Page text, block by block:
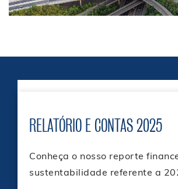
RELATÓRIO E CONTAS 2025
Conheça o nosso reporte
sustentabilidade referente a